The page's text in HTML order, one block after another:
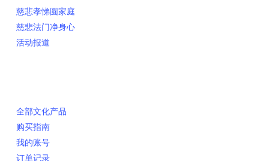
慈悲孝悌圆家庭
慈悲法门净身心
活动报道
全部文化产品
购买指南
我的账号
订单记录